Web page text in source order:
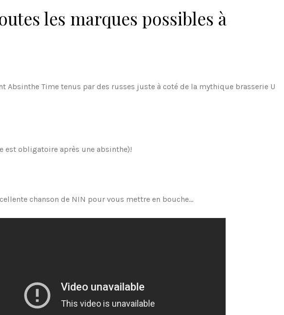
les marques possibles à
Absinthe Time tenus par des russes juste à coté de la mythique brasserie U
est obligatoire après une absinthe)!
chanson de NIN pour vous mettre en bouche…